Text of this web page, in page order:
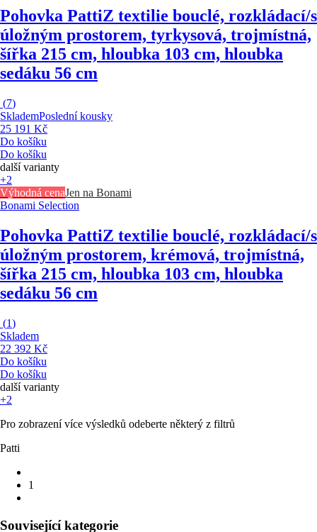
Pohovka PattiZ textilie bouclé, rozkládací/s
úložným prostorem, tyrkysová, trojmístná,
šířka 215 cm, hloubka 103 cm, hloubka
sedáku 56 cm
(7)
SklademPoslední kousky
25 191 Kč
Do košíku
Do košíku
další varianty
+2
Výhodná cenaJen na Bonami
Bonami Selection
Pohovka PattiZ textilie bouclé, rozkládací/s
úložným prostorem, krémová, trojmístná,
šířka 215 cm, hloubka 103 cm, hloubka
sedáku 56 cm
(1)
Skladem
22 392 Kč
Do košíku
Do košíku
další varianty
+2
Pro zobrazení více výsledků odeberte některý z filtrů
Patti
1
Související kategorie